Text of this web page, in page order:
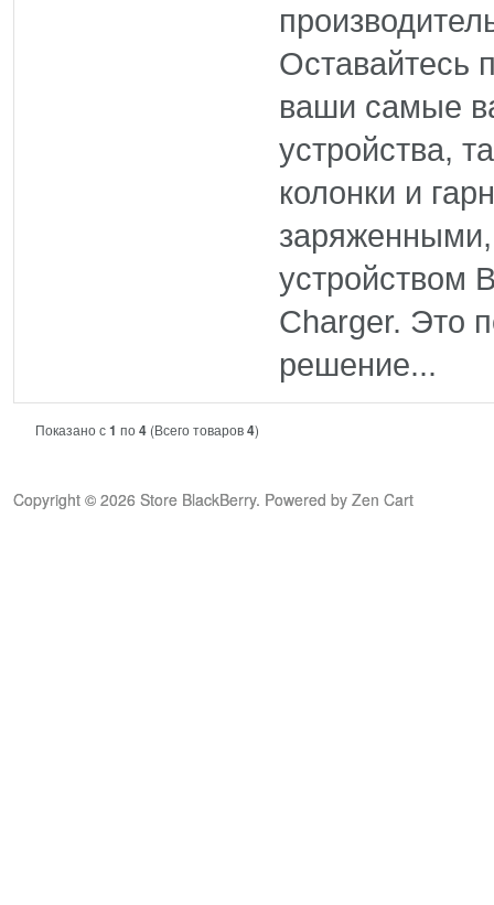
Оставайтесь
ваши самые
устройства,
колонки и
устройством
Charger. Это
решение...
Показано с1 по4 (Всего товаров4)
Copyright © 2026 Store BlackBerry. Powered by Zen Cart